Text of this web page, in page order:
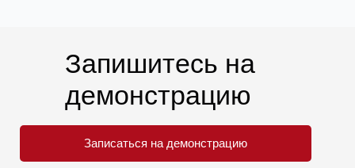
Запишитесь на
демонстрацию
Записаться на демонстрацию